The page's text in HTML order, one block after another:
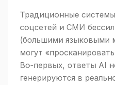
Традиционные
соцсетей и СМИ
(большими языковыми
могут
Во-первых, ответы AI
генерируются в